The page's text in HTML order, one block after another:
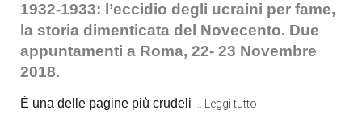
1932-1933: l’eccidio degli ucraini per fame,
la storia dimenticata del Novecento. Due
appuntamenti a Roma, 22- 23 Novembre
2018.
È una delle pagine più crudeli Leggi tutto